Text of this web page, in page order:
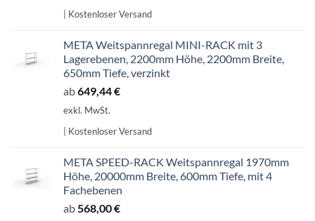
707,14 €
| Kostenloser Versand
META Weitspannregal MINI-RACK mit 3
Lagerebenen, 2200mm Höhe, 2200mm Breite,
650mm Tiefe, verzinkt
ab649,44€
exkl. MwSt.
| Kostenloser Versand
META SPEED-RACK Weitspannregal 1970mm
Höhe, 20000mm Breite, 600mm Tiefe, mit 4
Fachebenen
ab568,00€